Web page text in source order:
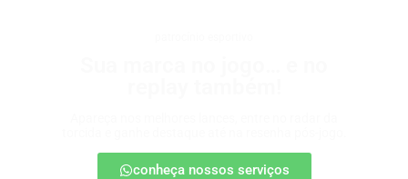
conheça nossos serviços